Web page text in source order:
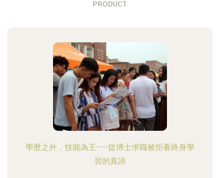
PRODUCT
學歷之外，技能為王——從博士求職被拒看終身學
習的真諦